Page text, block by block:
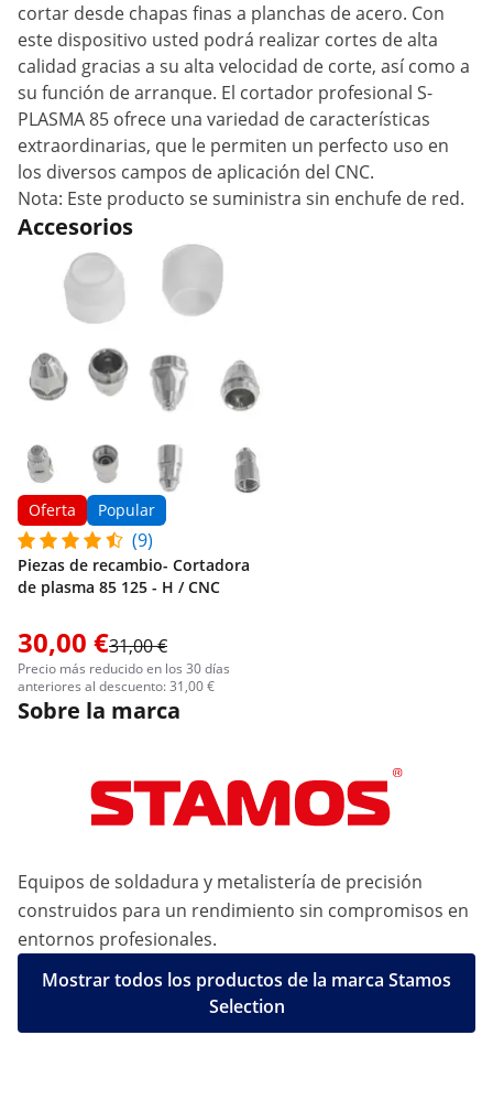
cortar desde chapas finas a planchas de acero. Con
este dispositivo usted podrá realizar cortes de alta
calidad gracias a su alta velocidad de corte, así como a
su función de arranque. El cortador profesional S-
PLASMA 85 ofrece una variedad de características
extraordinarias, que le permiten un perfecto uso en
los diversos campos de aplicación del CNC.
Nota: Este producto se suministra sin enchufe de red.
Accesorios
Oferta Popular
(9)
Piezas de recambio- Cortadora
de plasma 85 125 - H / CNC
30,00 €31,00 €
Precio más reducido en los 30 días
anteriores al descuento: 31,00 €
Sobre la marca
Equipos de soldadura y metalistería de precisión
construidos para un rendimiento sin compromisos en
entornos profesionales.
Mostrar todos los productos de la marca Stamos
Selection